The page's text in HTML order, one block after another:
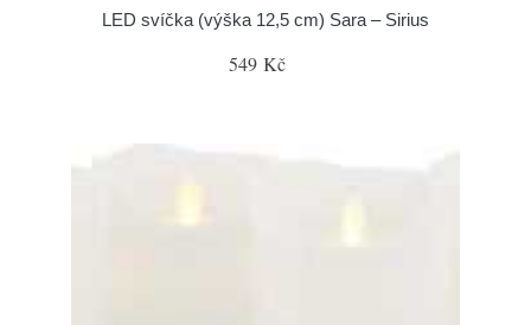
LED svíčka (výška 12,5 cm) Sara – Sirius
549 Kč